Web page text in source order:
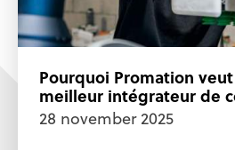
Pourquoi Promation
meilleur intégrateur de
28 november 2025